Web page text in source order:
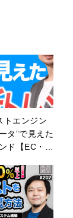
トエンジン
タ”で見えた
ド【EC・ネ